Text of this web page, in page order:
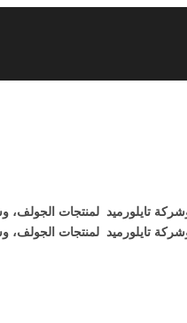
تايلورميد ‏ لمنتجات
تايلورميد ‏ لمنتجات الجولف،